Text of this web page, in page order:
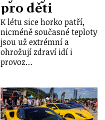
pro děti
K létu sice horko patří,
nicméně současné teploty
jsou už extrémní a
ohrožují zdraví idí i
provoz…